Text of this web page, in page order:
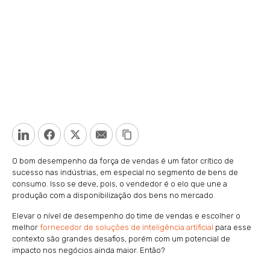
LinkedInFacebookTwitterEmail Copy Link
O bom desempenho da força de vendas é um fator crítico de
sucesso nas indústrias, em especial no segmento de bens de
consumo. Isso se deve, pois, o vendedor é o elo que une a
produção com a disponibilização dos bens no mercado.
Elevar o nível de desempenho do time de vendas e escolher o
melhor fornecedor de soluções de inteligência artificial para esse
contexto são grandes desafios, porém com um potencial de
impacto nos negócios ainda maior. Então?